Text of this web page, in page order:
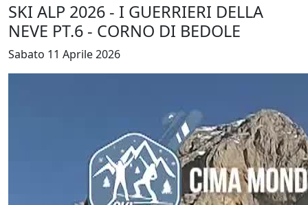
SKI ALP 2026 - I GUERRIERI DELLA
NEVE PT.6 - CORNO DI BEDOLE
Sabato 11 Aprile 2026